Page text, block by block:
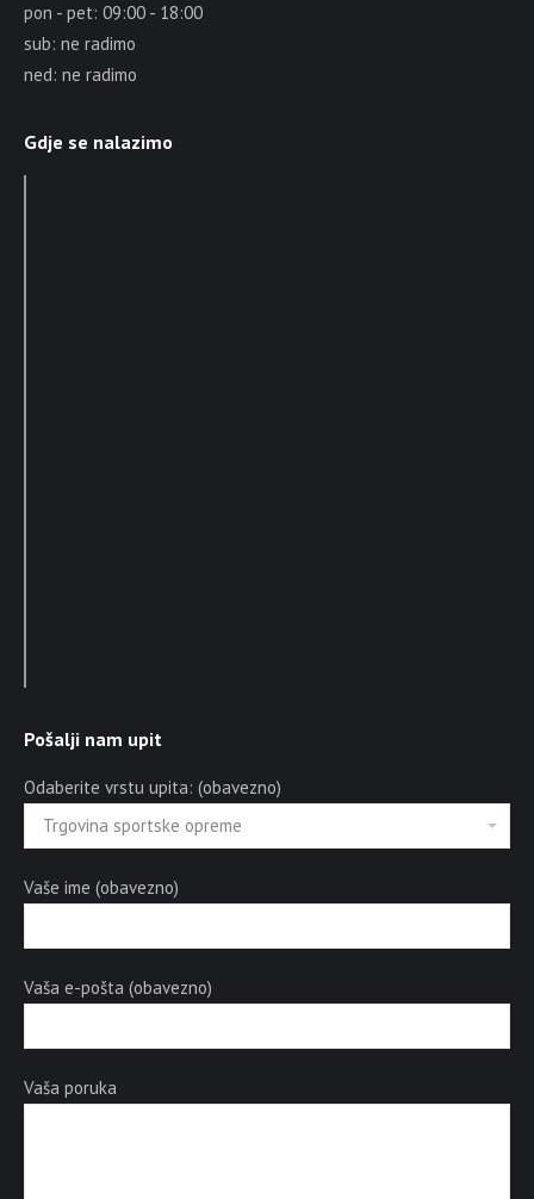
pon - pet: 09:00 - 18:00
sub: ne radimo
ned: ne radimo
Gdje se nalazimo
Pošalji nam upit
Odaberite vrstu upita: (obavezno)
Vaše ime (obavezno)
Vaša e-pošta (obavezno)
Vaša poruka